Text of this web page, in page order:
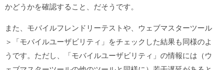
かどうかを確認すること、だそうです。
また、モバイルフレンドリーテストや、ウェブマスターツール
＞「モバイルユーザビリティ」をチェックした結果も同様のよ
うです。ただし、「モバイルユーザビリティ」の情報には（ウ